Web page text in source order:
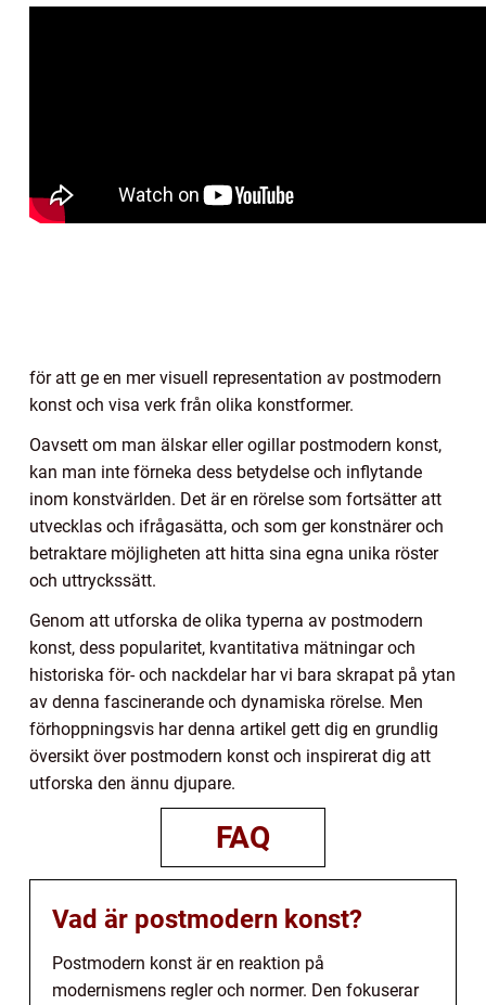
för att ge en mer visuell representation av postmodern
konst och visa verk från olika konstformer.
Oavsett om man älskar eller ogillar postmodern konst,
kan man inte förneka dess betydelse och inflytande
inom konstvärlden. Det är en rörelse som fortsätter att
utvecklas och ifrågasätta, och som ger konstnärer och
betraktare möjligheten att hitta sina egna unika röster
och uttryckssätt.
Genom att utforska de olika typerna av postmodern
konst, dess popularitet, kvantitativa mätningar och
historiska för- och nackdelar har vi bara skrapat på ytan
av denna fascinerande och dynamiska rörelse. Men
förhoppningsvis har denna artikel gett dig en grundlig
översikt över postmodern konst och inspirerat dig att
utforska den ännu djupare.
FAQ
Vad är postmodern konst?
Postmodern konst är en reaktion på
modernismens regler och normer. Den fokuserar